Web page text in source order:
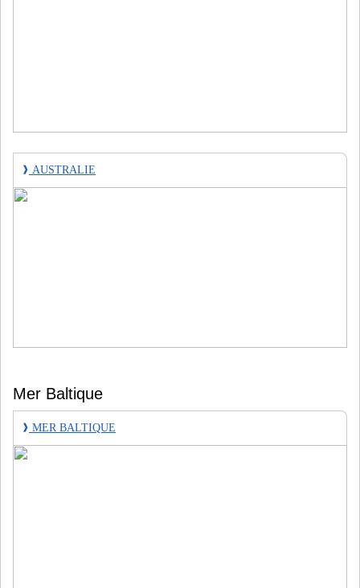
❱ AUSTRALIE
Mer Baltique
❱ MER BALTIQUE